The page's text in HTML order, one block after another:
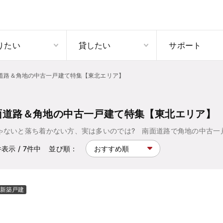
たい 貸したい サポート
路＆角地の中古一戸建て特集【東北エリア】
路＆角地の中古一戸建て特集【東北エリア】
ないと落ち着かない方、実は多いのでは? 南面道路で角地の中古一
表示 / 7件中 並び順：
新築戸建